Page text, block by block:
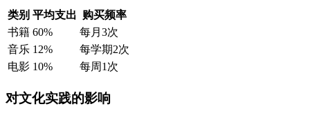
类别 平均支出 购买频率
书籍 60%
每月3次
音乐 12%
每学期2次
电影 10% 每周1次
对文化实践的影响